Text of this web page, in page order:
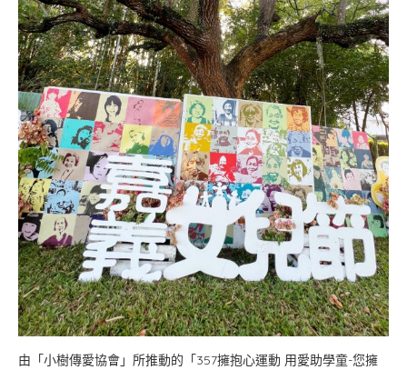
由「小樹傳愛協會」所推動的「357擁抱心運動 用愛助學童-您擁